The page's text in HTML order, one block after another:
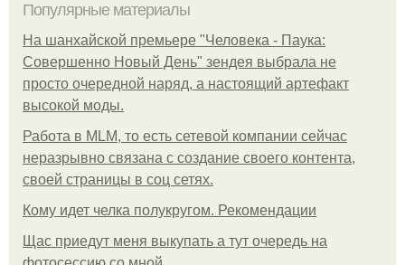
Популярные материалы
На шанхайской премьере "Человека - Паука:
Совершенно Новый День" зендея выбрала не
просто очередной наряд, а настоящий артефакт
высокой моды.
Работа в MLM, то есть сетевой компании сейчас
неразрывно связана с создание своего контента,
своей страницы в соц сетях.
Кому идет челка полукругом. Рекомендации
Щас приедут меня выкупать а тут очередь на